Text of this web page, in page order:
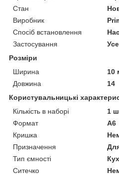
Стан
Виробник
Спосіб встановлення
Застосування
Розміри
Ширина
10
Довжина
14
Користувальницькі
Кількість в наборі
1
Формат
А6
Кришка
Призначення
Тип ємності
Ситечко